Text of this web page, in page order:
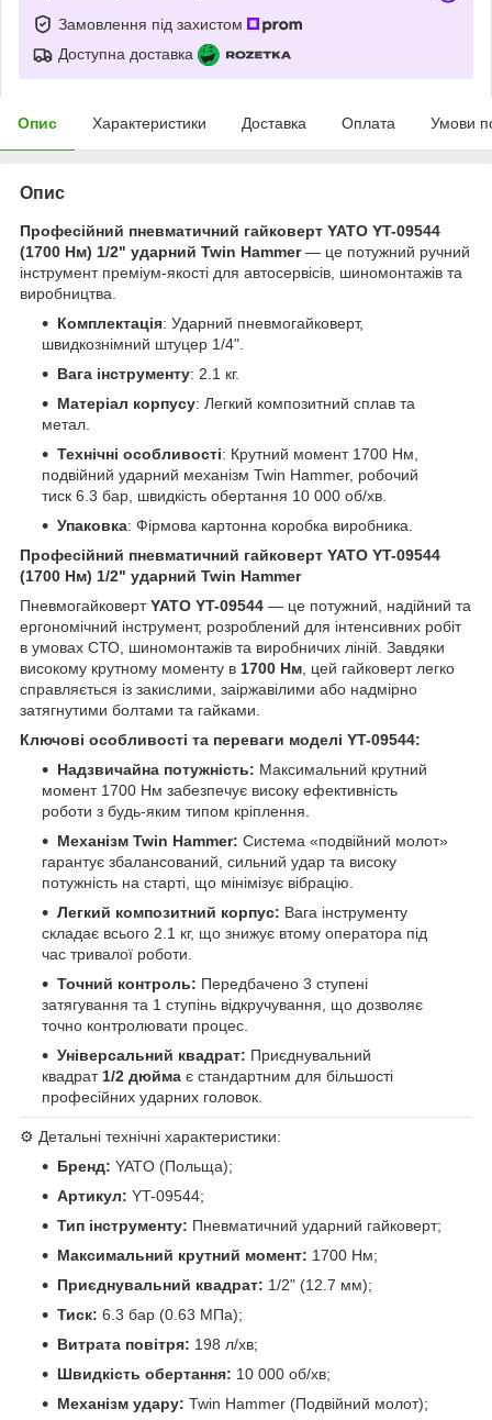
Замовлення під захистом
Доступна доставка
Опис Характеристики Доставка Оплата Умови
Опис
Професійний пневматичний гайковерт YATO YT-09544
(1700 Нм) 1/2" ударний Twin Hammer— це потужний ручний
інструмент преміум-якості для автосервісів, шиномонтажів та
виробництва.
Комплектація: Ударний пневмогайковерт,
швидкознімний штуцер 1/4".
Вага інструменту: 2.1 кг.
Матеріал корпусу: Легкий композитний сплав та
метал.
Технічні особливості: Крутний момент 1700 Нм,
подвійний ударний механізм Twin Hammer, робочий
тиск 6.3 бар, швидкість обертання 10 000 об/хв.
Упаковка: Фірмова картонна коробка виробника.
Професійний пневматичний гайковерт YATO YT-09544
(1700 Нм) 1/2" ударний Twin Hammer
ПневмогайковертYATO YT-09544 — це потужний, надійний та
ергономічний інструмент, розроблений для інтенсивних робіт
в умовах СТО, шиномонтажів та виробничих ліній. Завдяки
високому крутному моменту в 1700 Нм , цей гайковерт легко
справляється із закислими, заіржавілими або надмірно
затягнутими болтами та гайками.
Ключові особливості та переваги моделі YT-09544:
Надзвичайна потужність: Максимальний крутний
момент 1700 Нм забезпечує високу ефективність
роботи з будь-яким типом кріплення.
Механізм Twin Hammer: Система «подвійний молот»
гарантує збалансований, сильний удар та високу
потужність на старті, що мінімізує вібрацію.
Легкий композитний корпус: Вага інструменту
складає всього 2.1 кг, що знижує втому оператора під
час тривалої роботи.
Точний контроль: Передбачено 3 ступені
затягування та 1 ступінь відкручування, що дозволяє
точно контролювати процес.
Універсальний квадрат: Приєднувальний
квадрат 1/2 дюйма є стандартним для більшості
професійних ударних головок.
⚙️ Детальні технічні характеристики:
Бренд: YATO (Польща);
Артикул: YT-09544;
Тип інструменту: Пневматичний ударний гайковерт;
Максимальний крутний момент: 1700 Нм;
Приєднувальний квадрат: 1/2" (12.7 мм);
Тиск: 6.3 бар (0.63 МПа);
Витрата повітря: 198 л/хв;
Швидкість обертання: 10 000 об/хв;
Механізм удару: Twin Hammer (Подвійний молот);